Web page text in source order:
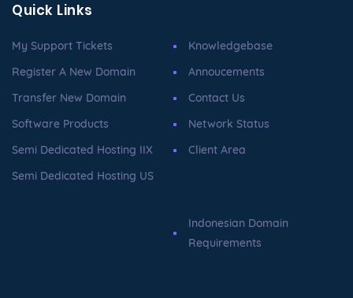
Quick Links
My Support Tickets
Register A New Domain
Transfer New Domain
Software Products
Semi Dedicated Hosting IIX
Semi Dedicated Hosting US
Knowledgebase
Annoucements
Contact Us
Network Status
Client Area
Indonesian Domain
Requirements